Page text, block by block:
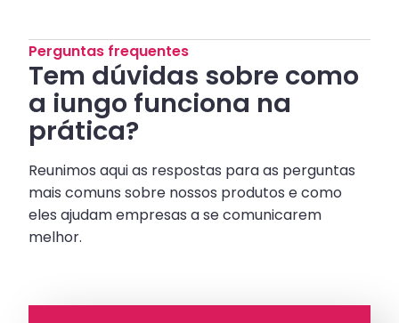
Perguntas frequentes
Tem dúvidas sobre como
a iungo funciona na
prática?
Reunimos aqui as respostas para as perguntas
mais comuns sobre nossos produtos e como
eles ajudam empresas a se comunicarem
melhor.